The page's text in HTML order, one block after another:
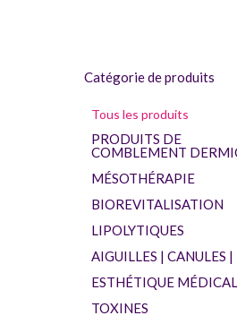
Catégorie de produits
Tous les produits
PRODUITS DE
COMBLEMENT
MÉSOTHÉRAPIE
BIOREVITALISATION
LIPOLYTIQUES
AIGUILLES | CANULES |
ESTHÉTIQUE
TOXINES